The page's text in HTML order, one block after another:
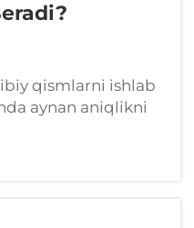
qismlarni ishlab
aynan aniqlikni
erishishda eng
Plastik